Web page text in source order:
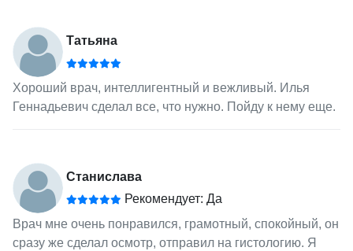
Татьяна
Хороший врач, интеллигентный и вежливый. Илья
Геннадьевич сделал все, что нужно. Пойду к нему еще.
Станислава
Рекомендует: Да
Врач мне очень понравился, грамотный, спокойный, он
сразу же сделал осмотр, отправил на гистологию. Я